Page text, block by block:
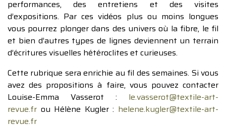
performances, des entretiens et des visites
d’expositions. Par ces vidéos plus ou moins longues
vous pourrez plonger dans des univers où la fibre, le fil
et bien d’autres types de lignes deviennent un terrain
d’écritures visuelles hétéroclites et curieuses.
Cette rubrique sera enrichie au fil des semaines. Si vous
avez des propositions à faire, vous pouvez contacter
Louise-Emma Vasserot : le.vasserot@textile-art-
revue.fr ou Hélène Kugler : helene.kugler@textile-art-
revue.fr